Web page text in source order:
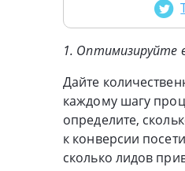
1. Оптимизируйте
Дайте
каждому шагу
определите,
к конверсии
сколько лидов